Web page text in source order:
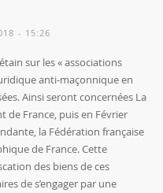
- 15:26
sur les « associations
anti-maçonnique en
Ainsi seront concernées La
de France, puis en Février
la Fédération française
de France. Cette
des biens de ces
de s’engager par une